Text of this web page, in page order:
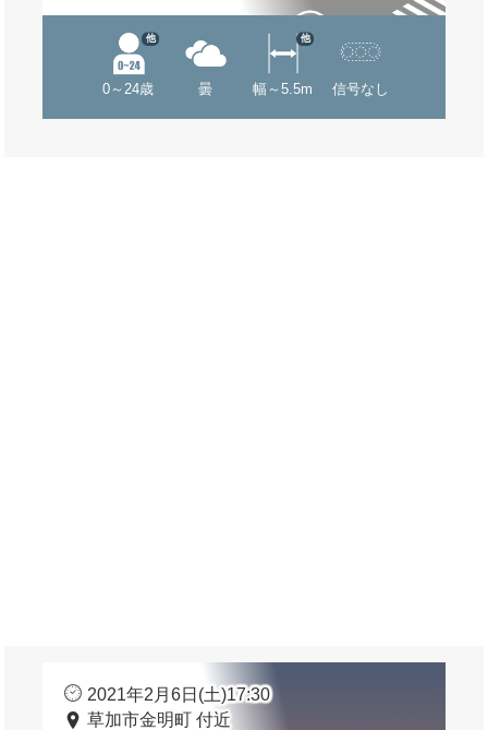
0～24歳
他
曇 幅～5.5m
他
信号なし
2021年2月6日(土)17:30
草加市金明町 付近